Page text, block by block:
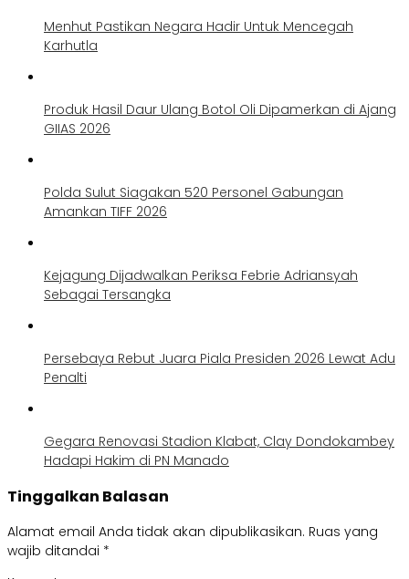
Menhut Pastikan Negara Hadir Untuk Mencegah
Karhutla
Produk Hasil Daur Ulang Botol Oli Dipamerkan di Ajang
GIIAS 2026
Polda Sulut Siagakan 520 Personel Gabungan
Amankan TIFF 2026
Kejagung Dijadwalkan Periksa Febrie Adriansyah
Sebagai Tersangka
Persebaya Rebut Juara Piala Presiden 2026 Lewat Adu
Penalti
Gegara Renovasi Stadion Klabat, Clay Dondokambey
Hadapi Hakim di PN Manado
Tinggalkan Balasan
Alamat email Anda tidak akan dipublikasikan. Ruas yang
wajib ditandai *